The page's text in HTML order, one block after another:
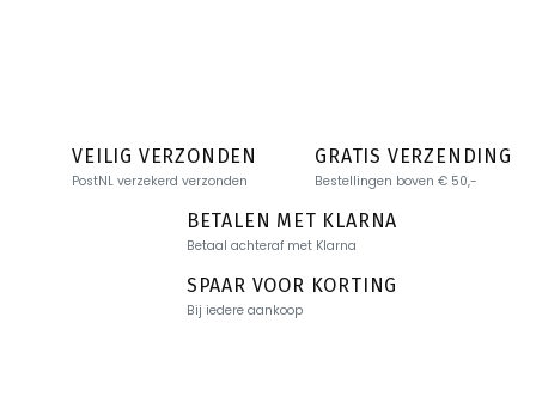
VEILIG VERZONDEN
PostNL verzekerd verzonden
GRATIS VERZENDING
Bestellingen boven € 50,-
BETALEN MET KLARNA
Betaal achteraf met Klarna
SPAAR VOOR KORTING
Bij iedere aankoop